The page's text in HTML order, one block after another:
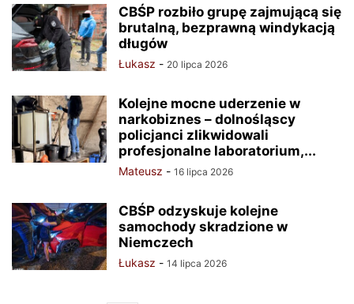
CBŚP rozbiło grupę zajmującą się
brutalną, bezprawną windykacją
długów
Łukasz - 20 lipca 2026
Kolejne mocne uderzenie w
narkobiznes – dolnośląscy
policjanci zlikwidowali
profesjonalne laboratorium,...
Mateusz - 16 lipca 2026
CBŚP odzyskuje kolejne
samochody skradzione w
Niemczech
Łukasz - 14 lipca 2026